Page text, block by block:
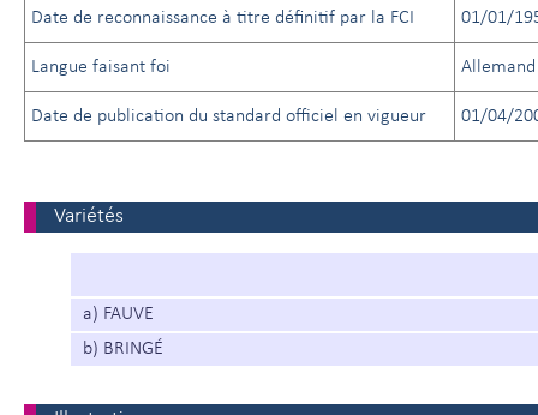
Date de reconnaissance à titre définitif par la FCI 01/01/
Langue faisant foi Allemand
Date de publication du standard officiel en vigueur 01/04/
Variétés
a) FAUVE
b) BRINGÉ